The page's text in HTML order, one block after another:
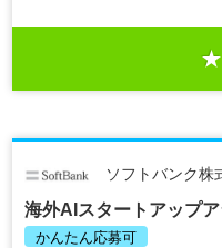
ソフトバンク株
海外AIスタートアップ
かんたん応募可